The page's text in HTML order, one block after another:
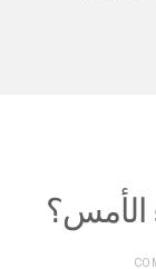
الأمس؟